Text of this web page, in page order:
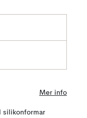
Mer info
silikonformar